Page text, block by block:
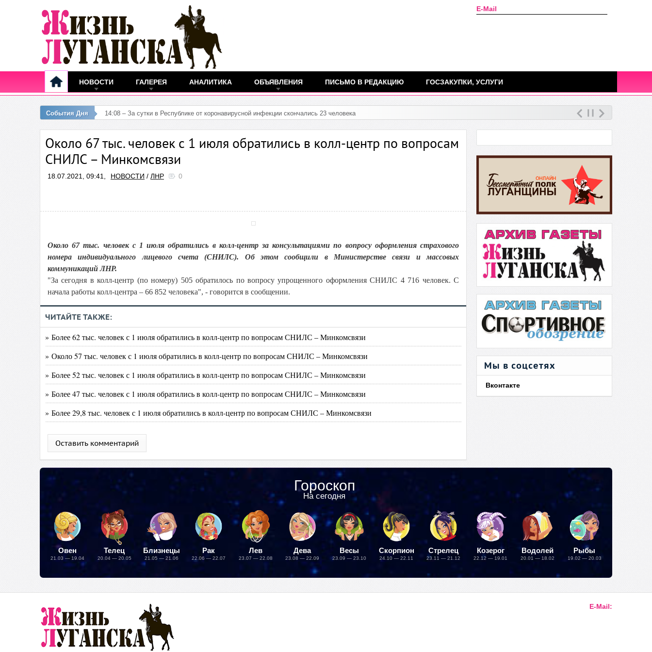
E-Mail
НОВОСТИ ГАЛЕРЕЯ АНАЛИТИКА ОБЪЯВЛЕНИЯ ПИСЬМО В РЕДАКЦИЮ ГОСЗАКУПКИ, УСЛУГИ
События Дня 12:25
Около 67 тыс. человек с 1 июля обратились в колл-центр по вопросам
СНИЛС – Минкомсвязи
18.07.2021, 09:41, НОВОСТИ / ЛНР 0
Около 67 тыс. человек с 1 июля обратились в колл-центр за консультациями по вопросу оформления страхового
номера индивидуального лицевого счета (СНИЛС). Об этом сообщили в Министерстве связи и массовых
коммуникаций ЛНР.
"За сегодня в колл-центр (по номеру) 505 обратилось по вопросу упрощенного оформления СНИЛС 4 716 человек. С
начала работы колл-центра – 66 852 человека", - говорится в сообщении.
ЧИТАЙТЕ ТАКЖЕ:
» Более 62 тыс. человек с 1 июля обратились в колл-центр по вопросам СНИЛС – Минкомсвязи
» Около 57 тыс. человек с 1 июля обратились в колл-центр по вопросам СНИЛС – Минкомсвязи
» Более 52 тыс. человек с 1 июля обратились в колл-центр по вопросам СНИЛС – Минкомсвязи
» Более 47 тыс. человек с 1 июля обратились в колл-центр по вопросам СНИЛС – Минкомсвязи
» Более 29,8 тыс. человек с 1 июля обратились в колл-центр по вопросам СНИЛС – Минкомсвязи
Оставить комментарий
Мы в соцсетях
Вконтакте
Гороскоп
На сегодня
Овен
21.03 — 19.04
Телец
20.04 — 20.05
Близнецы
21.05 — 21.06
Рак
22.06 — 22.07
Лев
23.07 — 22.08
Дева
23.08 — 22.09
Весы
23.09 — 23.10
Скорпион
24.10 — 22.11
Стрелец
23.11 — 21.12
Козерог
22.12 — 19.01
Водолей
20.01 — 18.02
Рыбы
19.02 — 20.03
E-Mail: